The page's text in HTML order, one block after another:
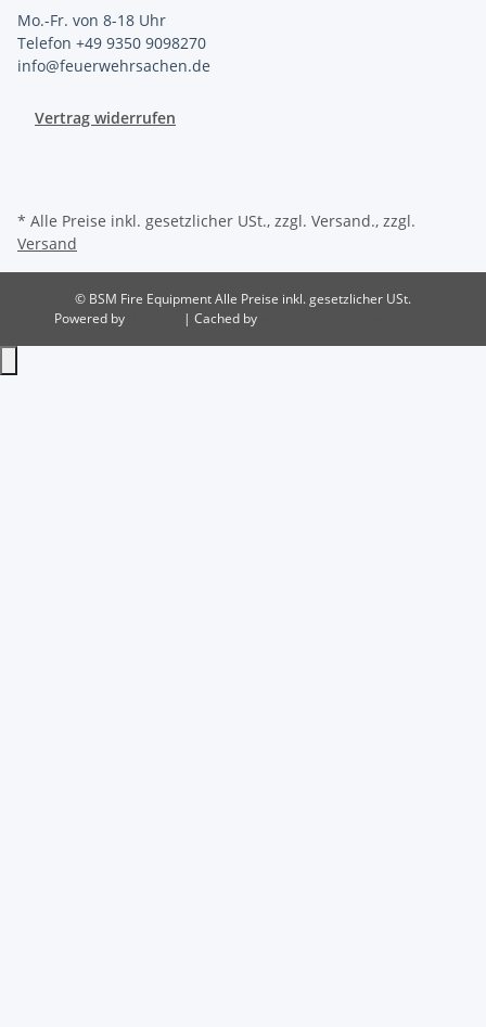
Mo.-Fr. von 8-18 Uhr
Telefon +49 9350 9098270
info@feuerwehrsachen.de
Vertrag widerrufen
* Alle Preise inkl. gesetzlicher USt., zzgl. Versand., zzgl.
Versand
© BSM Fire EquipmentAlle Preise inkl. gesetzlicher USt.
Powered by
| Cached by